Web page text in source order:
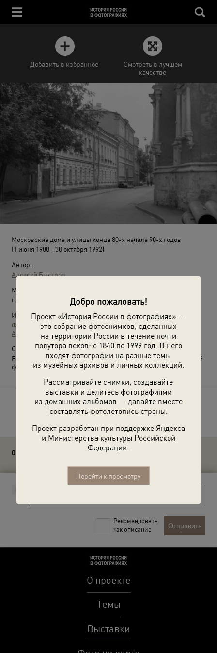
Добро пожаловать!
Проект «История России в фотографиях» —
это собрание фотоснимков, сделанных
на территории России в течение почти
полутора веков: с 1840 по 1999 год. В него
входят фотографии на разные темы
из музейных архивов и личных коллекций.
Рассматривайте снимки, создавайте
выставки и делитесь фотографиями
из домашних альбомов — давайте вместе
составлять фотолетопись страны.
Проект разработан при поддержке Яндекса
и Министерства культуры Российской
Федерации.
Перейти к просмотру
Добавить в избранное
Смотреть в лучшем
качестве
Московские дома и улицы конца 80-х начала 90-х годов
(1 июня 1988 - 30 октября 1992)
Автор:
Алексей Быстров
Место съемки:
г. Москва
Источники:
Фотографии пользователей russiainphoto.ru
Архив Владимира Александровича Карлова
О фотографии:
Выставка
«Прогулки по городу с Алексеем Быстровым»
с этой
фотографией.
Расскажите друзьям об этом фото
0 комментариев
Рекомендовать
как описание
Отправить
О проекте
Темы
Выставки